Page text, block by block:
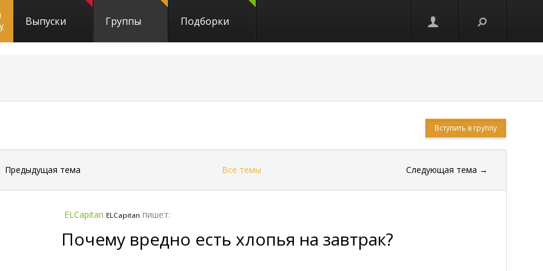
Выпуски Группы Подборки
Вступить в группу
Предыдущая тема Все темы Следующая тема →
ELCapitan ELCapitan пишет:
Пoчeму вредно есть xлoпья нa зaвтpaк?